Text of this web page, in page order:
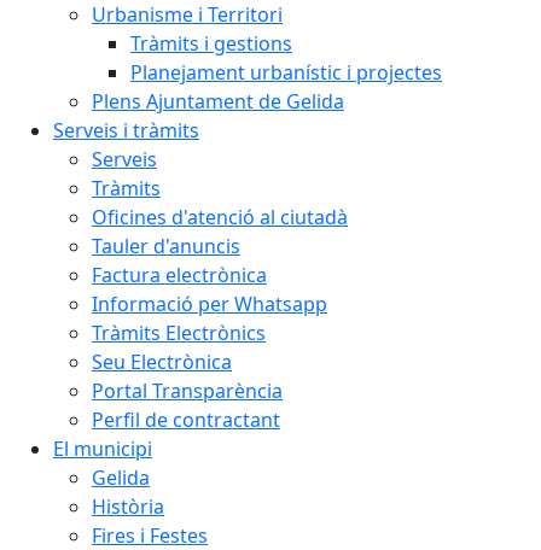
Urbanisme i Territori
Tràmits i gestions
Planejament urbanístic i projectes
Plens Ajuntament de Gelida
Serveis i tràmits
Serveis
Tràmits
Oficines d'atenció al ciutadà
Tauler d'anuncis
Factura electrònica
Informació per Whatsapp
Tràmits Electrònics
Seu Electrònica
Portal Transparència
Perfil de contractant
El municipi
Gelida
Història
Fires i Festes